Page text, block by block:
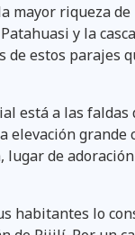
mayor riqueza
y la
de estos parajes
está a las faldas
elevación grande
de
habitantes lo